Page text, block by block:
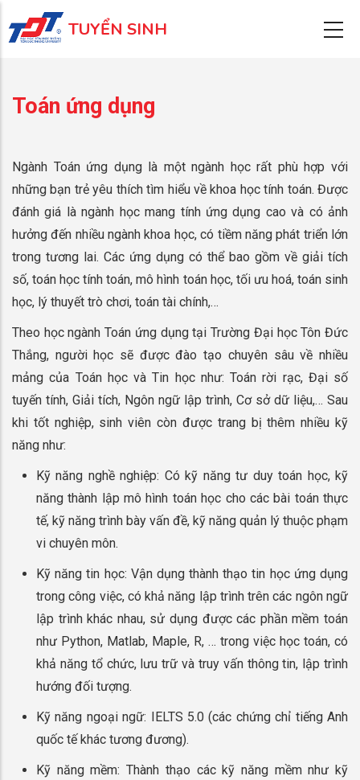
đến
TUYỂN SINH
Toán ứng dụng
Ngành Toán ứng dụng là một ngành học rất phù hợp với
những bạn trẻ yêu thích tìm hiểu về khoa học tính toán. Được
đánh giá là ngành học mang tính ứng dụng cao và có ảnh
hưởng đến nhiều ngành khoa học, có tiềm năng phát triển lớn
trong tương lai. Các ứng dụng có thể bao gồm về giải tích
số, toán học tính toán, mô hình toán học, tối ưu hoá, toán sinh
học, lý thuyết trò chơi, toán tài chính,…
Theo học ngành Toán ứng dụng tại Trường Đại học Tôn Đức
Thắng, người học sẽ được đào tạo chuyên sâu về nhiều
mảng của Toán học và Tin học như: Toán rời rạc, Đại số
tuyến tính, Giải tích, Ngôn ngữ lập trình, Cơ sở dữ liệu,… Sau
khi tốt nghiệp, sinh viên còn được trang bị thêm nhiều kỹ
năng như:
Kỹ năng nghề nghiệp: Có kỹ năng tư duy toán học, kỹ
năng thành lập mô hình toán học cho các bài toán thực
tế, kỹ năng trình bày vấn đề, kỹ năng quản lý thuộc phạm
vi chuyên môn.
Kỹ năng tin học: Vận dụng thành thạo tin học ứng dụng
trong công việc, có khả năng lập trình trên các ngôn ngữ
lập trình khác nhau, sử dụng được các phần mềm toán
như Python, Matlab, Maple, R, … trong việc học toán, có
khả năng tổ chức, lưu trữ và truy vấn thông tin, lập trình
hướng đối tượng.
Kỹ năng ngoại ngữ: IELTS 5.0 (các chứng chỉ tiếng Anh
quốc tế khác tương đương).
Kỹ năng mềm: Thành thạo các kỹ năng mềm như kỹ